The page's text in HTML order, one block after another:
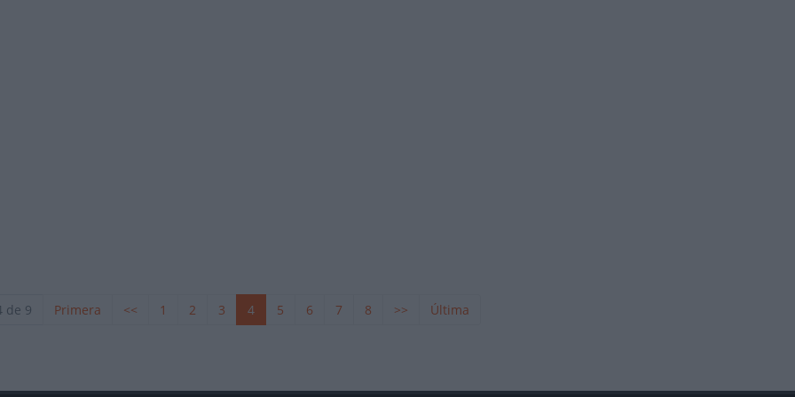
de 9 Primera << 1 2 3 4 5 6 7 8 >> Última